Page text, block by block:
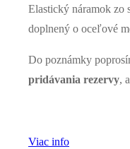
Elastický náramok zo
doplnený o oceľové
Do poznámky
pridávania rezervy,
Viac info